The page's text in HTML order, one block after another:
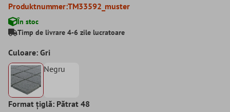
Produktnummer:TM33592_muster
În stoc
Timp de livrare 4-6 zile lucratoare
Culoare: Gri
Negru
Format țiglă: Pătrat 48